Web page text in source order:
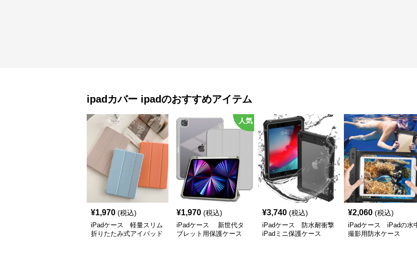
ipadカバー ipadのおすすめアイテム
¥1,970 (税込)
iPadケース 軽量スリム
折りたたみ式アイパッド
人気
¥1,970 (税込)
iPadケース 新世代タ
ブレット用保護ケース
¥3,740 (税込)
iPadケース 防水耐衝撃
iPadミニ保護ケース
¥2,060 (税込)
iPadケース iPadの水
撮影用防水ケース